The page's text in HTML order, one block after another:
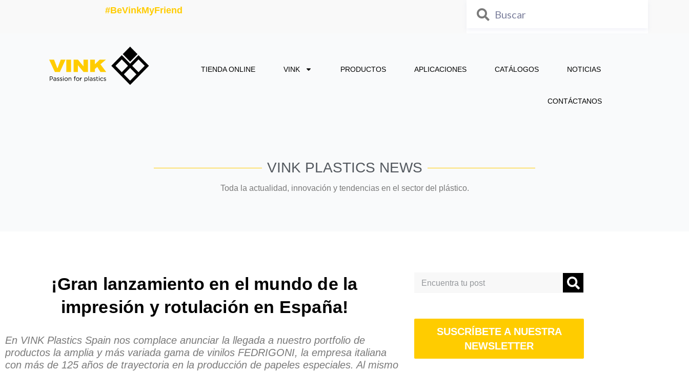
#BeVinkMyFriend
TIENDA ONLINE VINK PRODUCTOS APLICACIONES CATÁLOGOS NOTICIAS
CONTÁCTANOS
VINK PLASTICS NEWS
Toda la actualidad, innovación y tendencias en el sector del plástico.
¡Gran lanzamiento en el mundo de la
impresión y rotulación en España!
En VINK Plastics Spain nos complace anunciar la llegada a nuestro portfolio de
productos la amplia y más variada gama de vinilos FEDRIGONI, la empresa italiana
con más de 125 años de trayectoria en la producción de papeles especiales. Al mismo
Search
SUSCRÍBETE A NUESTRA
NEWSLETTER